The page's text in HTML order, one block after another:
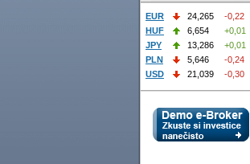
EUR 24,265
-0,22
HUF
6,654
+0,01
JPY
13,286
+0,01
PLN
5,646
-0,24
USD
21,039 -0,30